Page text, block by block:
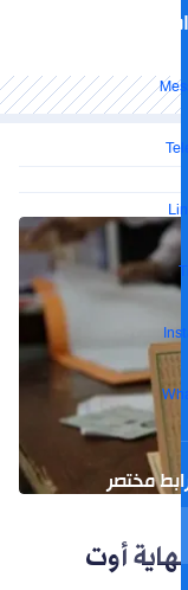
الاجتماعي
مختصر
أوت